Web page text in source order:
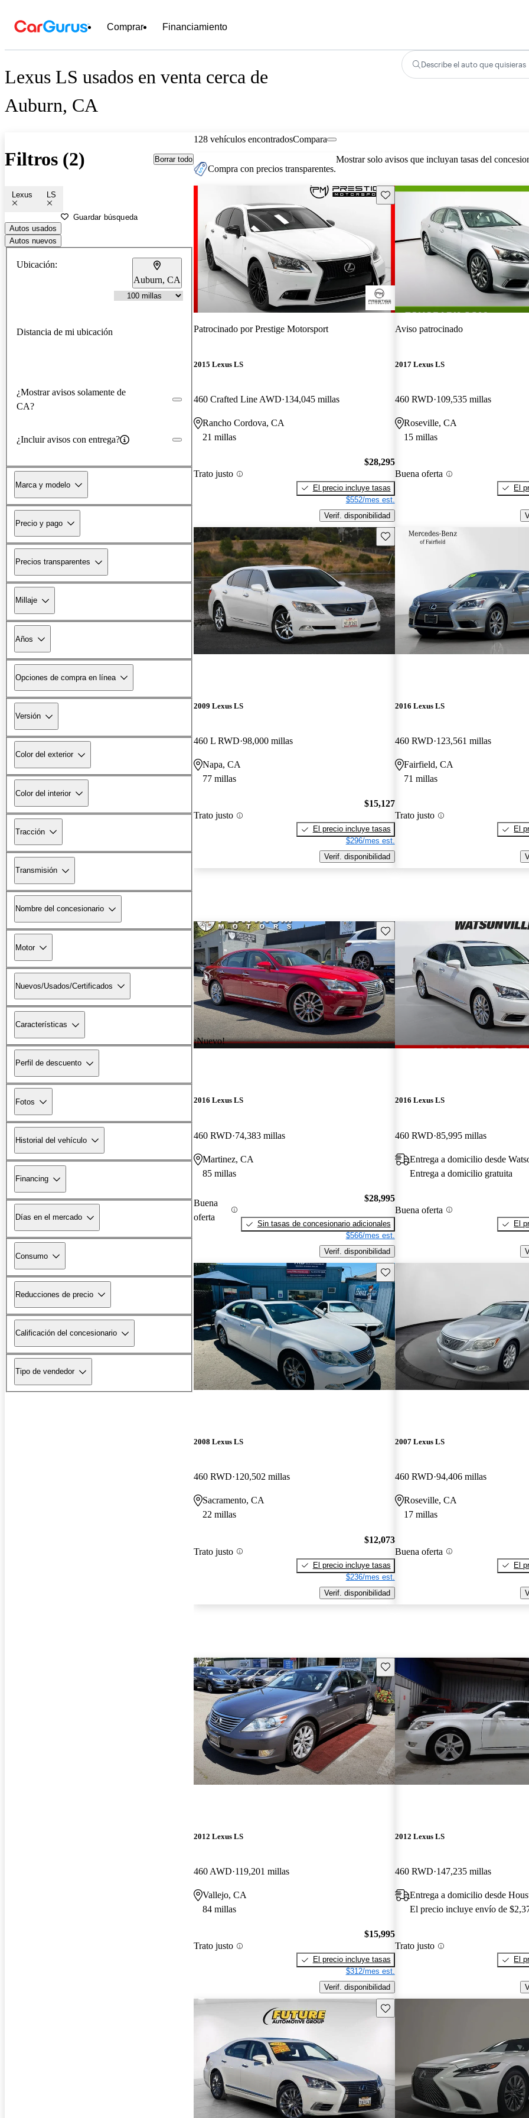
Comprar Financiamiento
Lexus LS usados en venta cerca de
Auburn, CA
Describe el auto que quisieras
Filtros (2) Borrar todo
Lexus LS
Guardar búsqueda
Autos usados
Autos nuevos
Ubicación:
Auburn, CA
Distancia de mi ubicación
¿Mostrar avisos solamente de
CA?
¿Incluir avisos con entrega?
Marca y modelo
Precio y pago
Precios transparentes
Millaje
Años
Opciones de compra en línea
Versión
Color del exterior
Color del interior
Tracción
Transmisión
Nombre del concesionario
Motor
Nuevos/Usados/Certificados
Características
Perfil de descuento
Fotos
Historial del vehículo
Financing
Días en el mercado
Consumo
Reducciones de precio
Calificación del concesionario
Tipo de vendedor
128 vehículos encontradosCompara
Compra con precios transparentes.
Mostrar solo avisos que incluyan tasas del
Guarda este Aviso
Patrocinado porPrestige Motorsport
2015 Lexus LS
460 Crafted Line AWD 134,045 millas
Rancho Cordova, CA
21 millas
Trato justo
$28,295
El precio incluye tasas
$552/mes est.
Verif. disponibilidad
Aviso patrocinado
2017 Lexus LS
460 RWD 109,535 millas
Roseville, CA
15 millas
Buena oferta
El
Guarda este Aviso
2009 Lexus LS
460 L RWD 98,000 millas
Napa, CA
77 millas
Trato justo
$15,127
El precio incluye tasas
$296/mes est.
Verif. disponibilidad
2016 Lexus LS
460 RWD 123,561 millas
Fairfield, CA
71 millas
Trato justo
El
¡Nuevo!
Guarda este Aviso
2016 Lexus LS
460 RWD 74,383 millas
Martinez, CA
85 millas
Buena
oferta
$28,995
Sin tasas de concesionario adicionales
$566/mes est.
Verif. disponibilidad
2016 Lexus LS
460 RWD 85,995 millas
Entrega a domicilio desde
Entrega a domicilio gratuita
Buena oferta
El
Guarda este Aviso
2008 Lexus LS
460 RWD 120,502 millas
Sacramento, CA
22 millas
Trato justo
$12,073
El precio incluye tasas
$236/mes est.
Verif. disponibilidad
2007 Lexus LS
460 RWD 94,406 millas
Roseville, CA
17 millas
Buena oferta
El
Guarda este Aviso
2012 Lexus LS
460 AWD 119,201 millas
Vallejo, CA
84 millas
Trato justo
$15,995
El precio incluye tasas
$312/mes est.
Verif. disponibilidad
2012 Lexus LS
460 RWD 147,235 millas
Entrega a domicilio desde
El precio incluye envío de
Trato justo
El
Guarda este Aviso